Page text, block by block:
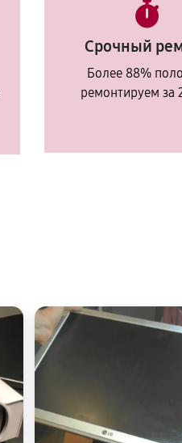
Срочный
Более 88%
ремонтируем за